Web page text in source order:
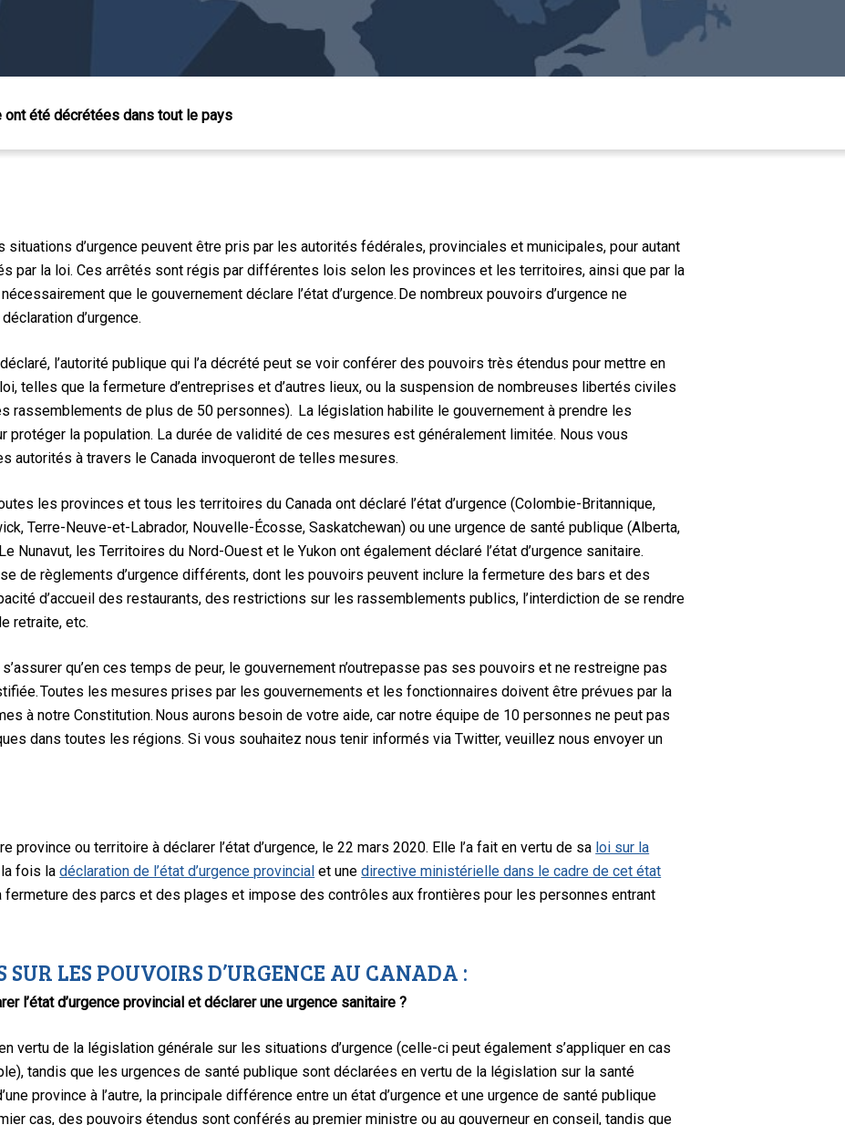
sur Échap pour fermer
ont été décrétées dans tout le pays
d’urgence peuvent être pris par les autorités fédérales, provinciales et municipales, pour autant
par la loi. Ces arrêtés sont régis par différentes lois selon les provinces et les territoires, ainsi que par la
que le gouvernement déclare l’état d’urgence. De nombreux pouvoirs d’urgence ne
d’urgence.
l’autorité publique qui l’a décrété peut se voir conférer des pouvoirs très étendus pour mettre en
telles que la fermeture d’entreprises et d’autres lieux, ou la suspension de nombreuses libertés civiles
rassemblements de plus de 50 personnes). La législation habilite le gouvernement à prendre les
protéger la population. La durée de validité de ces mesures est généralement limitée. Nous vous
autorités à travers le Canada invoqueront de telles mesures.
les provinces et tous les territoires du Canada ont déclaré l’état d’urgence (Colombie-Britannique,
Terre-Neuve-et-Labrador, Nouvelle-Écosse, Saskatchewan) ou une urgence de santé publique (Alberta,
Nunavut, les Territoires du Nord-Ouest et le Yukon ont également déclaré l’état d’urgence sanitaire.
de règlements d’urgence différents, dont les pouvoirs peuvent inclure la fermeture des bars et des
d’accueil des restaurants, des restrictions sur les rassemblements publics, l’interdiction de se rendre
retraite, etc.
qu’en ces temps de peur, le gouvernement n’outrepasse pas ses pouvoirs et ne restreigne pas
Toutes les mesures prises par les gouvernements et les fonctionnaires doivent être prévues par la
à notre Constitution. Nous aurons besoin de votre aide, car notre équipe de 10 personnes ne peut pas
dans toutes les régions. Si vous souhaitez nous tenir informés via Twitter, veuillez nous envoyer un
province ou territoire à déclarer l’état d’urgence, le 22 mars 2020. Elle l’a fait en vertu de sa loi sur la
la fois ladéclaration de l’état d’urgence provincial et unedirective ministérielle dans le cadre de cet état
des parcs et des plages et impose des contrôles aux frontières pour les personnes entrant
SUR LES POUVOIRS D’URGENCE AU CANADA :
l’état d’urgence provincial et déclarer une urgence sanitaire ?
vertu de la législation générale sur les situations d’urgence (celle-ci peut également s’appliquer en cas
tandis que les urgences de santé publique sont déclarées en vertu de la législation sur la santé
province à l’autre, la principale différence entre un état d’urgence et une urgence de santé publique
cas, des pouvoirs étendus sont conférés au premier ministre ou au gouverneur en conseil, tandis que